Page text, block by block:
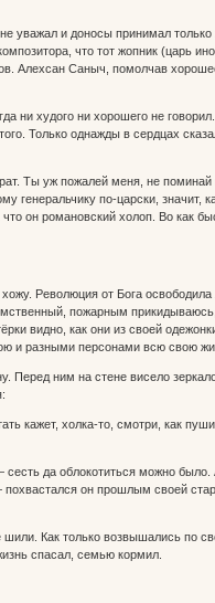
уважал и доносы принимал
что тот жопник (царь
Алехсан Саныч, помолчав
ни худого ни хорошего не
Только однажды в сердцах
Ты уж пожалей меня, не поминай
генеральчику по-царски, значит,
он романовский холоп. Во как
Революция от Бога освободила
пожарным
видно, как они из своей
и разными персонами всю свою
Перед ним на стене висело
кажет, холка-то, смотри, как
да облокотиться можно было.
он прошлым своей
Как только возвышались по
спасал, семью кормил.